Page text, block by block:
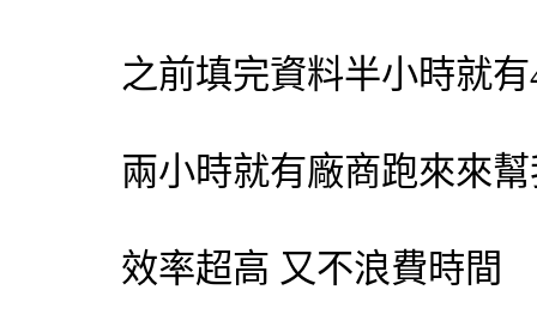
之前填完資料半小時就
兩小時就有廠商跑來來
效率超高 又不浪費時間